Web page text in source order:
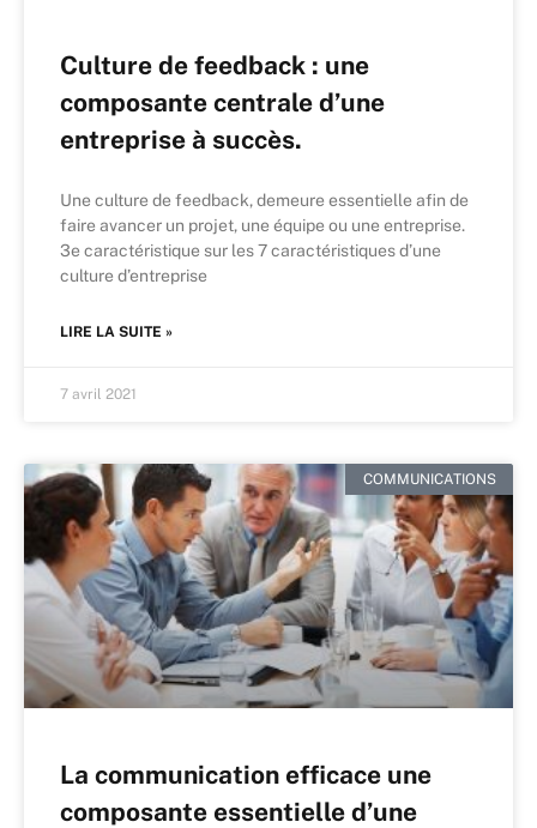
Culture de feedback : une
composante centrale d’une
entreprise à succès.
Une culture de feedback, demeure essentielle afin de
faire avancer un projet, une équipe ou une entreprise.
3e caractéristique sur les 7 caractéristiques d’une
culture d’entreprise
LIRE LA SUITE »
7 avril 2021
COMMUNICATIONS
La communication efficace une
composante essentielle d’une